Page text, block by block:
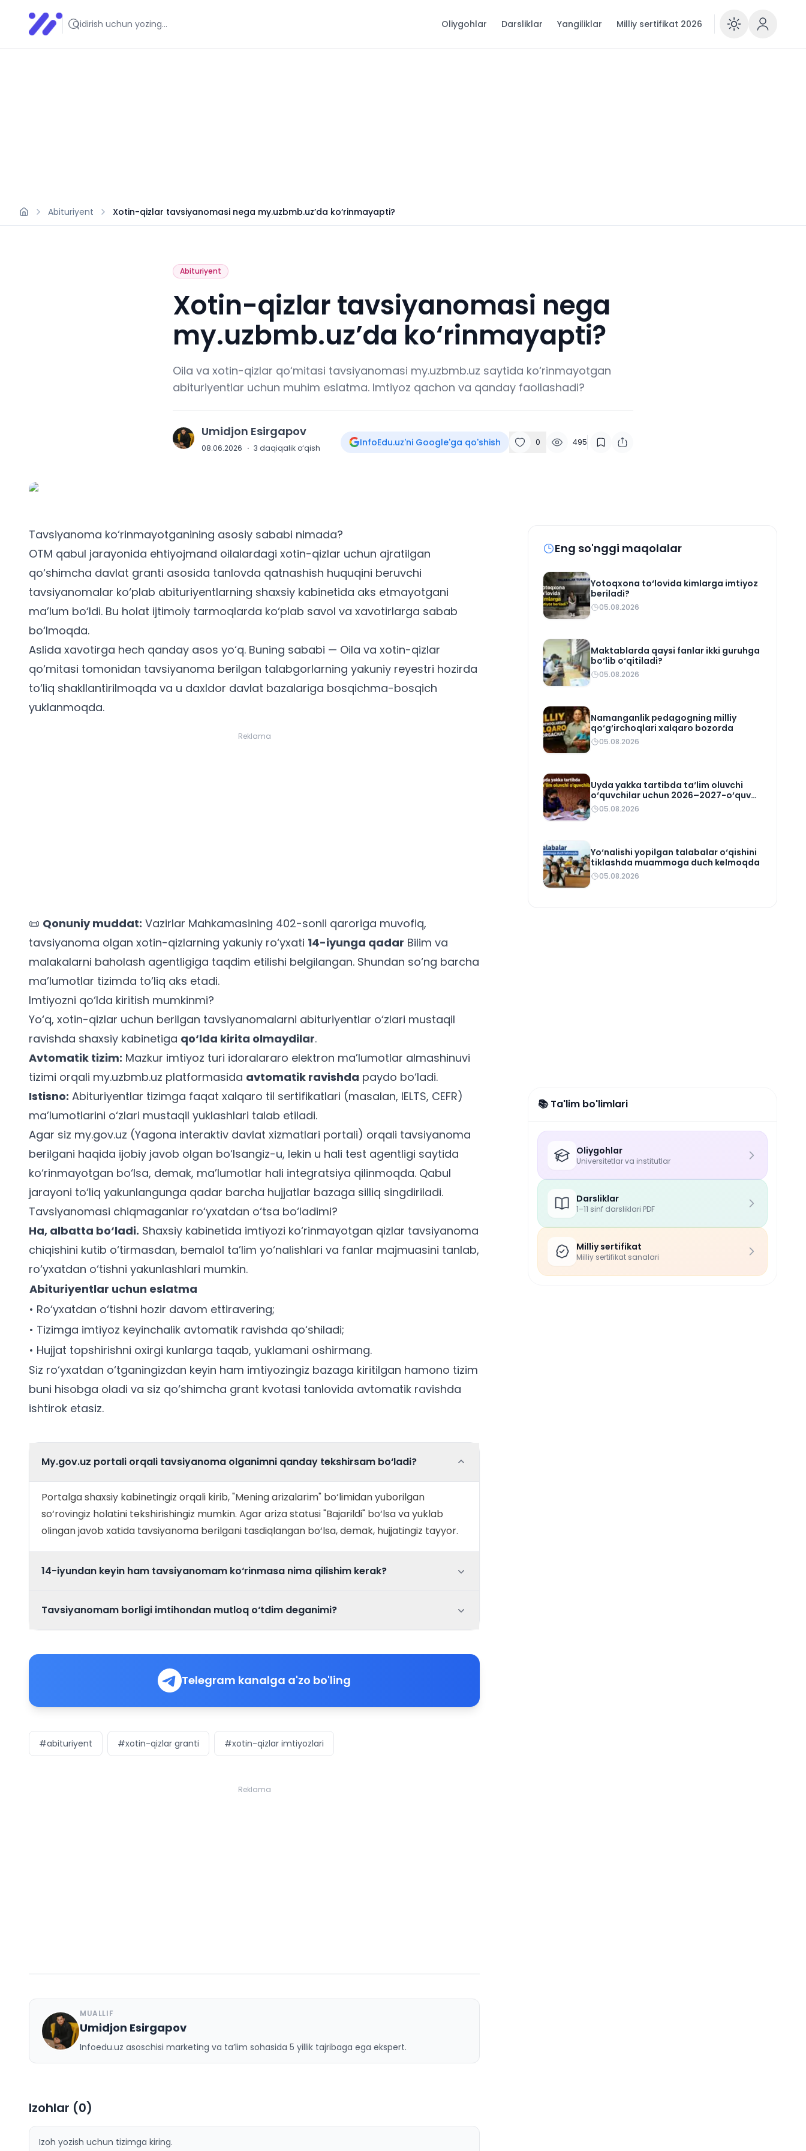
Infoedu
Ta&#039;lim xabarlari va yangiliklari Oliygohlar Darsliklar Yangiliklar Milliy sertifikat 2026
Abituriyent Xotin-qizlar tavsiyanomasi nega my.uzbmb.uz’da ko‘rinmayapti?
Abituriyent
Xotin-qizlar tavsiyanomasi nega
my.uzbmb.uz’da ko‘rinmayapti?
Oila va xotin-qizlar qo‘mitasi tavsiyanomasi my.uzbmb.uz saytida ko‘rinmayotgan
abituriyentlar uchun muhim eslatma. Imtiyoz qachon va qanday faollashadi?
U Umidjon Esirgapov
08.06.2026 · 3 daqiqalik o‘qish InfoEdu.uz'ni Google'ga qo'shish 0 495
Tavsiyanoma ko‘rinmayotganining asosiy sababi nimada?
OTM qabul jarayonida ehtiyojmand oilalardagi xotin-qizlar uchun ajratilgan
qo‘shimcha davlat granti asosida tanlovda qatnashish huquqini beruvchi
tavsiyanomalar ko‘plab abituriyentlarning shaxsiy kabinetida aks etmayotgani
ma’lum bo‘ldi. Bu holat ijtimoiy tarmoqlarda ko‘plab savol va xavotirlarga sabab
bo‘lmoqda.
Aslida xavotirga hech qanday asos yo‘q. Buning sababi — Oila va xotin-qizlar
qo‘mitasi tomonidan tavsiyanoma berilgan talabgorlarning yakuniy reyestri hozirda
to‘liq shakllantirilmoqda va u daxldor davlat bazalariga bosqichma-bosqich
yuklanmoqda.
Reklama
📜 Qonuniy muddat: Vazirlar Mahkamasining 402-sonli qaroriga muvofiq,
tavsiyanoma olgan xotin-qizlarning yakuniy ro‘yxati 14-iyunga qadar Bilim va
malakalarni baholash agentligiga taqdim etilishi belgilangan. Shundan so‘ng barcha
ma’lumotlar tizimda to‘liq aks etadi.
Imtiyozni qo‘lda kiritish mumkinmi?
Yo‘q, xotin-qizlar uchun berilgan tavsiyanomalarni abituriyentlar o‘zlari mustaqil
ravishda shaxsiy kabinetiga qo‘lda kirita olmaydilar.
Avtomatik tizim: Mazkur imtiyoz turi idoralararo elektron ma’lumotlar almashinuvi
tizimi orqali my.uzbmb.uz platformasida avtomatik ravishda paydo bo‘ladi.
Istisno: Abituriyentlar tizimga faqat xalqaro til sertifikatlari (masalan, IELTS, CEFR)
ma’lumotlarini o‘zlari mustaqil yuklashlari talab etiladi.
Agar siz my.gov.uz (Yagona interaktiv davlat xizmatlari portali) orqali tavsiyanoma
berilgani haqida ijobiy javob olgan bo‘lsangiz-u, lekin u hali test agentligi saytida
ko‘rinmayotgan bo‘lsa, demak, ma’lumotlar hali integratsiya qilinmoqda. Qabul
jarayoni to‘liq yakunlangunga qadar barcha hujjatlar bazaga silliq singdiriladi.
Tavsiyanomasi chiqmaganlar ro‘yxatdan o‘tsa bo‘ladimi?
Ha, albatta bo‘ladi. Shaxsiy kabinetida imtiyozi ko‘rinmayotgan qizlar tavsiyanoma
chiqishini kutib o‘tirmasdan, bemalol ta’lim yo‘nalishlari va fanlar majmuasini tanlab,
ro‘yxatdan o‘tishni yakunlashlari mumkin.
Abituriyentlar uchun eslatma
• Ro‘yxatdan o‘tishni hozir davom ettiravering;
• Tizimga imtiyoz keyinchalik avtomatik ravishda qo‘shiladi;
• Hujjat topshirishni oxirgi kunlarga taqab, yuklamani oshirmang.
Siz ro‘yxatdan o‘tganingizdan keyin ham imtiyozingiz bazaga kiritilgan hamono tizim
buni hisobga oladi va siz qo‘shimcha grant kvotasi tanlovida avtomatik ravishda
ishtirok etasiz.
My.gov.uz portali orqali tavsiyanoma olganimni qanday tekshirsam bo‘ladi?
Portalga shaxsiy kabinetingiz orqali kirib, "Mening arizalarim" bo‘limidan yuborilgan
so‘rovingiz holatini tekshirishingiz mumkin. Agar ariza statusi "Bajarildi" bo‘lsa va yuklab
olingan javob xatida tavsiyanoma berilgani tasdiqlangan bo‘lsa, demak, hujjatingiz tayyor.
14-iyundan keyin ham tavsiyanomam ko‘rinmasa nima qilishim kerak?
Tavsiyanomam borligi imtihondan mutloq o‘tdim deganimi?
Telegram kanalga a'zo bo'ling
#abituriyent #xotin-qizlar granti #xotin-qizlar imtiyozlari
Reklama
U
MUALLIF
Umidjon Esirgapov
Infoedu.uz asoschisi marketing va ta’lim sohasida 5 yillik tajribaga ega ekspert.
Izohlar (0)
Izoh yozish uchun tizimga kiring.
Eng so'nggi maqolalar
Yotoqxona to‘lovida kimlarga imtiyoz
beriladi?
05.08.2026
Maktablarda qaysi fanlar ikki guruhga
bo‘lib o‘qitiladi?
05.08.2026
Namanganlik pedagogning milliy
qo‘g‘irchoqlari xalqaro bozorda
05.08.2026
Uyda yakka tartibda ta‘lim oluvchi
o‘quvchilar uchun 2026–2027-o‘quv
rejasi tasdiqlandi
05.08.2026
Yo‘nalishi yopilgan talabalar o‘qishini
tiklashda muammoga duch kelmoqda
05.08.2026
📚 Ta'lim bo'limlari
Oliygohlar
Universitetlar va institutlar
Darsliklar
1–11 sinf darsliklari PDF
Milliy sertifikat
Milliy sertifikat sanalari